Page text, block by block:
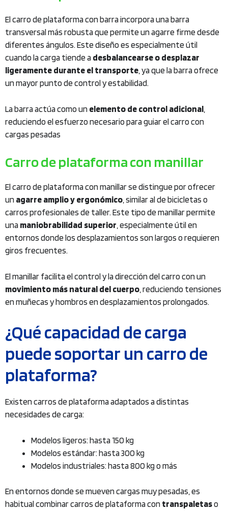
El carro de plataforma con barra incorpora una barra
transversal más robusta que permite un agarre firme desde
diferentes ángulos. Este diseño es especialmente útil
cuando la carga tiende a desbalancearse o desplazar
ligeramente durante el transporte, ya que la barra ofrece
un mayor punto de control y estabilidad.
La barra actúa como un elemento de control adicional
reduciendo el esfuerzo necesario para guiar el carro con
cargas pesadas
Carro de plataforma con manillar
El carro de plataforma con manillar se distingue por ofrecer
un agarre amplio y ergonómico, similar al de bicicletas o
carros profesionales de taller. Este tipo de manillar permite
una maniobrabilidad superior, especialmente útil en
entornos donde los desplazamientos son largos o requieren
giros frecuentes.
El manillar facilita el control y la dirección del carro con un
movimiento más natural del cuerpo , reduciendo tensiones
en muñecas y hombros en desplazamientos prolongados.
¿Qué capacidad de carga
puede soportar un carro de
plataforma?
Existen carros de plataforma adaptados a distintas
necesidades de carga:
Modelos ligeros: hasta 150 kg
Modelos estándar: hasta 300 kg
Modelos industriales: hasta 800 kg o más
En entornos donde se mueven cargas muy pesadas, es
habitual combinar carros de plataforma con transpaletaso